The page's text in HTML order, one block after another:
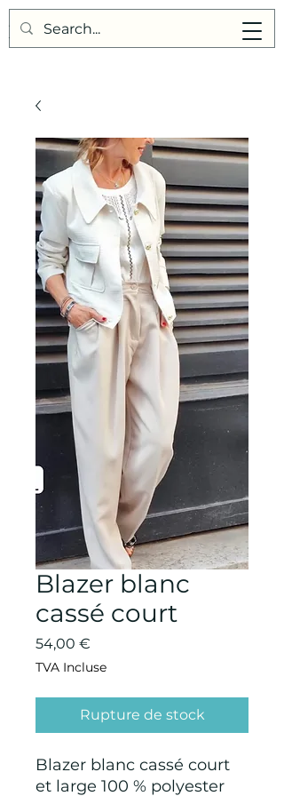
Points de Suture
Blazer blanc
cassé court
54,00 €
TVA Incluse
Rupture de stock
Blazer blanc cassé court
et large 100 % polyester